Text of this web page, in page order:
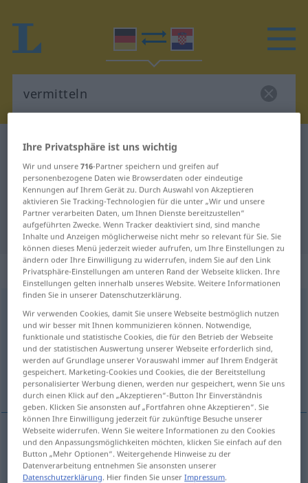
Deutsch-Kroatisch Wörterbuch
Deutsch-Kroatisch Übersetzung für
"vermitteln"
"vermitteln" Kroatisch Übersetzung
„vermitteln“
vermitteln
Übersicht aller Übersetzungen
(Für mehr Details die Übersetzung anklicken/antippen)
posredovati
posredovati vermitteln
Ihre Privatsphäre ist uns wichtig
Wir und unsere716-Partner speichern und greifen auf
personenbezogene Daten wie Browserdaten oder eindeutige
Kennungen auf Ihrem Gerät zu. Durch Auswahl von Akzeptieren
aktivieren Sie Tracking-Technologien für die unter „Wir und unsere
Partner verarbeiten Daten, um Ihnen Dienste bereitzustellen“
aufgeführten Zwecke. Wenn Tracker deaktiviert sind, sind manche
Inhalte und Anzeigen möglicherweise nicht mehr so relevant für Sie. Sie
können dieses Menü jederzeit wieder aufrufen, um Ihre Einstellungen zu
ändern oder Ihre Einwilligung zu widerrufen, indem Sie auf den Link
Privatsphäre-Einstellungen am unteren Rand der Webseite klicken. Ihre
Einstellungen gelten innerhalb unseres Website. Weitere Informationen
finden Sie in unserer Datenschutzerklärung.
Wir verwenden Cookies, damit Sie unsere Webseite bestmöglich nutzen
und wir besser mit Ihnen kommunizieren können. Notwendige,
funktionale und statistische Cookies, die für den Betrieb der Webseite
und der statistischen Auswertung unserer Webseite erforderlich sind,
werden auf Grundlage unserer Vorauswahl immer auf Ihrem Endgerät
gespeichert. Marketing-Cookies und Cookies, die der Bereitstellung
personalisierter Werbung dienen, werden nur gespeichert, wenn Sie uns
durch einen Klick auf den „Akzeptieren“-Button Ihr Einverständnis
geben. Klicken Sie ansonsten auf „Fortfahren ohne Akzeptieren“. Sie
können Ihre Einwilligung jederzeit für zukünftige Besuche unserer
Webseite widerrufen. Wenn Sie weitere Informationen zu den Cookies
und den Anpassungsmöglichkeiten möchten, klicken Sie einfach auf den
Button „Mehr Optionen“. Weitergehende Hinweise zu der
Datenverarbeitung entnehmen Sie ansonsten unserer
Datenschutzerklärung. Hier finden Sie unserImpressum.